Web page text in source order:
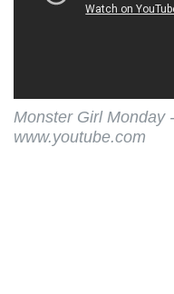
Monster Girl Monday
www.youtube.com